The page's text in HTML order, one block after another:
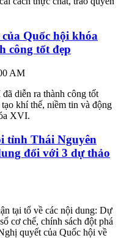
Quốc hội khóa
công tốt đẹp
AM
diễn ra thành công tốt
khí thế, niềm tin và động
XVI.
tỉnh Thái Nguyên
đối với 3 dự thảo
tại tổ về các nội dung: Dự
cơ chế, chính sách đột phá
quyết của Quốc hội về